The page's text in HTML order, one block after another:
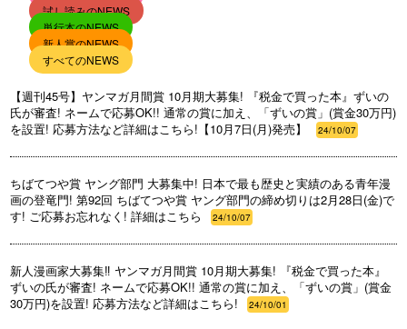
試し読みのNEWS
単行本のNEWS
新人賞のNEWS
すべてのNEWS
【週刊45号】ヤンマガ月間賞 10月期大募集! 『税金で買った本』ずいの
氏が審査! ネームで応募OK!! 通常の賞に加え、「ずいの賞」(賞金30万円)
を設置! 応募方法など詳細はこちら!【10月7日(月)発売】
24/10/07
ちばてつや賞 ヤング部門 大募集中! 日本で最も歴史と実績のある青年漫
画の登竜門! 第92回 ちばてつや賞 ヤング部門の締め切りは2月28日(金)で
す! ご応募お忘れなく! 詳細はこちら
24/10/07
新人漫画家大募集‼️ ヤンマガ月間賞 10月期大募集! 『税金で買った本』
ずいの氏が審査! ネームで応募OK!! 通常の賞に加え、「ずいの賞」(賞金
30万円)を設置! 応募方法など詳細はこちら!
24/10/01